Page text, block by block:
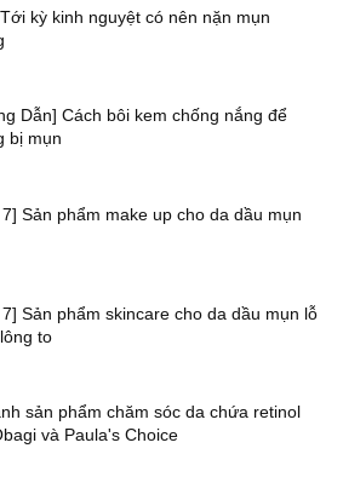
Tới kỳ kinh nguyệt có nên nặn mụn
Dẫn] Cách bôi kem chống nắng để
bị mụn
Sản phẩm make up cho da dầu mụn
7] Sản phẩm skincare cho da dầu mụn lỗ
to
sản phẩm chăm sóc da chứa retinol
và Paula's Choice